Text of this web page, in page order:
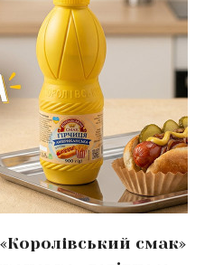
смак»